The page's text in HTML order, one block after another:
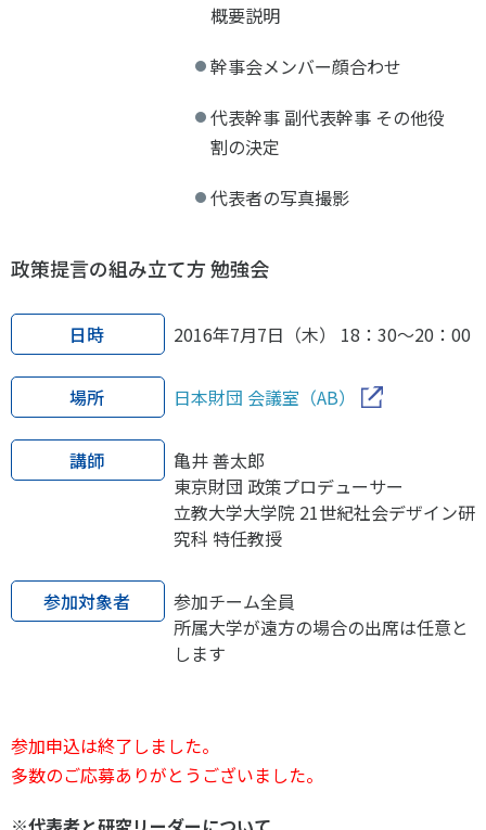
概要説明
幹事会メンバー顔合わせ
代表幹事 副代表幹事 その他役
割の決定
代表者の写真撮影
政策提言の組み立て方 勉強会
日時 2016年7月7日（木） 18：30～20：00
場所 日本財団 会議室（AB）
講師
亀井 善太郎
東京財団 政策プロデューサー
立教大学大学院 21世紀社会デザイン研
究科 特任教授
参加対象者
参加チーム全員
所属大学が遠方の場合の出席は任意と
します
参加申込は終了しました。
多数のご応募ありがとうございました。